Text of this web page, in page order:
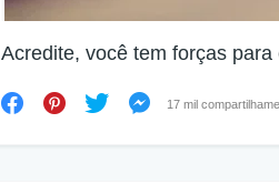
Acredite, você tem forças
17 mil